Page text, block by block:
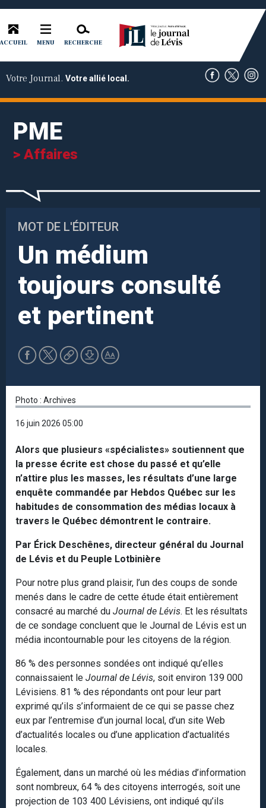
ACCUEIL MENU RECHERCHE
Votre Journal. Votre allié local.
PME
> Affaires
MOT DE L'ÉDITEUR
Un médium
toujours consulté
et pertinent
Photo : Archives
16 juin 2026 05:00
Alors que plusieurs «spécialistes» soutiennent que
la presse écrite est chose du passé et qu’elle
n’attire plus les masses, les résultats d’une large
enquête commandée par Hebdos Québec sur les
habitudes de consommation des médias locaux à
travers le Québec démontrent le contraire.
Par Érick Deschênes, directeur général du Journal
de Lévis et du Peuple Lotbinière
Pour notre plus grand plaisir, l’un des coups de sonde
menés dans le cadre de cette étude était entièrement
consacré au marché du Journal de Lévis. Et les résultats
de ce sondage concluent que le Journal de Lévis est un
média incontournable pour les citoyens de la région.
86 % des personnes sondées ont indiqué qu’elles
connaissaient le Journal de Lévis, soit environ 139 000
Lévisiens. 81 % des répondants ont pour leur part
exprimé qu’ils s’informaient de ce qui se passe chez
eux par l’entremise d’un journal local, d’un site Web
d’actualités locales ou d’une application d’actualités
locales.
Également, dans un marché où les médias d’information
sont nombreux, 64 % des citoyens interrogés, soit une
projection de 103 400 Lévisiens, ont indiqué qu’ils